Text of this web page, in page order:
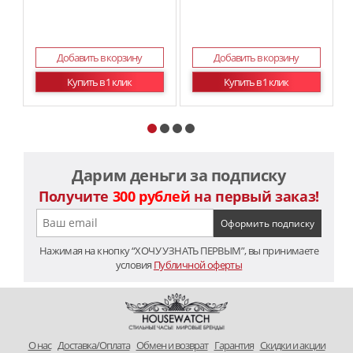
Добавить в корзину
Купить в 1 клик
Добавить в корзину
Купить в 1 клик
Дарим деньги за подписку
Получите 300 рублей на первый заказ!
Нажимая на кнопку “ХОЧУ УЗНАТЬ ПЕРВЫМ”, вы принимаете
условия Публичной оферты
O нас Доставка/Оплата Обмен и возврат Гарантия Скидки и акции